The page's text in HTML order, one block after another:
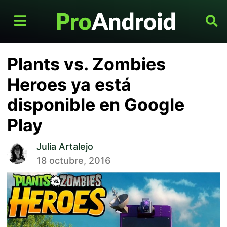
Plants vs. Zombies
Heroes ya está
disponible en Google
Play
Julia Artalejo
18 octubre, 2016